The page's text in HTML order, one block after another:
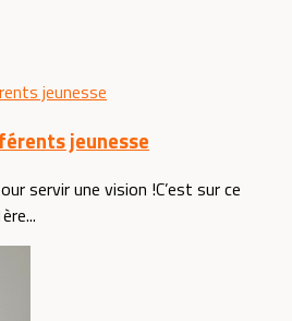
jeunesse
servir une vision !C’est sur ce